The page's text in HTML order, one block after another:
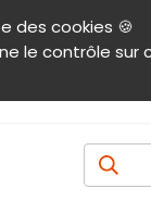
des cookies 🍪
le contrôle sur
Menu